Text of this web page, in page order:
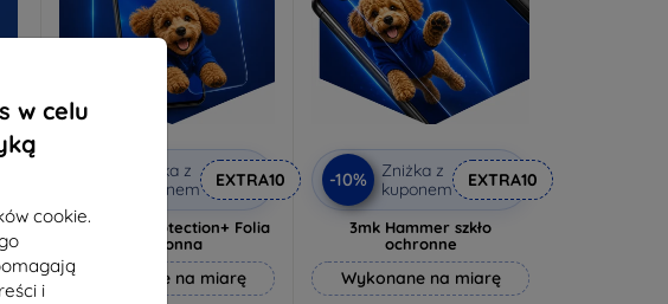
w celu
cookie.
i
Zniżka z
kuponem
EXTRA10
3mk Silverprotection+ Folia
ochronna
Wykonane na miarę
-10%
Zniżka z
kuponem
EXTRA10
3mk Hammer szkło
ochronne
Wykonane na miarę